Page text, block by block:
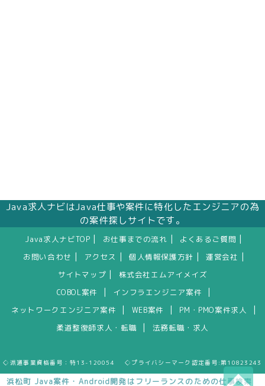
浜松町 Java案件・Android開発はフリーランスのための仕事検索
Java求人ナビはJava仕事や案件に特化したエンジニアの為
の案件探しサイトです。
Java求人ナビTOP お仕事までの流れ よくあるご質問
お問い合わせ アクセス 個人情報保護方針 運営会社
サイトマップ
株式会社エムアイメイズ
COBOL案件
インフラエンジニア案件
ネットワークエンジニア案件 WEB案件 PM・PMO案件求人
柔道整復師求人・転職 法務転職・求人
◇派遣事業資格番号：特13-120054 ◇プライバシーマーク認定番号:第10823243